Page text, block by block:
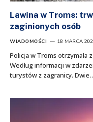
Lawina w Troms:
zaginionych osób
WIADOMOŚCI 18 MARCA
Policja w Troms otrzymała
Według informacji w
turystów z zagranicy.